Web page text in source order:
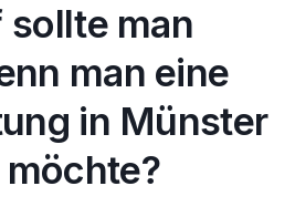
sollte man
man eine
in Münster